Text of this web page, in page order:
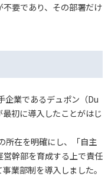
要であり、その部署だけ
企業であるデュポン（Du
初に導入したことがはじ
所在を明確にし、「自主
幹部を育成する上で責任
業部制を導入しました。